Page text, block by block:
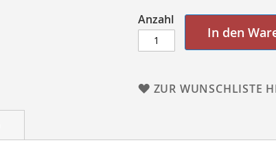
Anzahl
In den
ZUR WUNSCHLISTE